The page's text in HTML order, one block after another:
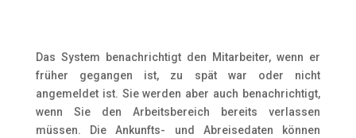
Das System benachrichtigt den Mitarbeiter, wenn er
früher gegangen ist, zu spät war oder nicht
angemeldet ist. Sie werden aber auch benachrichtigt,
wenn Sie den Arbeitsbereich bereits verlassen
müssen. Die Ankunfts- und Abreisedaten können